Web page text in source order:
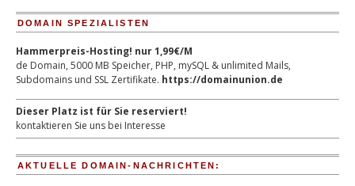
DOMAIN SPEZIALISTEN
Hammerpreis-Hosting! nur 1,99€/M
de Domain, 5000 MB Speicher, PHP, mySQL & unlimited Mails,
Subdomains und SSL Zertifikate. https://domainunion.de
Dieser Platz ist für Sie reserviert!
kontaktieren Sie uns bei Interesse
AKTUELLE DOMAIN-NACHRICHTEN: